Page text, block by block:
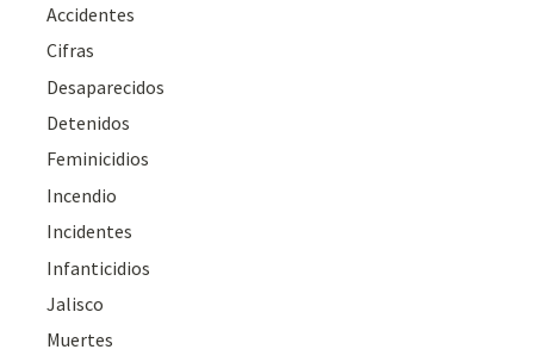
Accidentes
Cifras
Desaparecidos
Detenidos
Feminicidios
Incendio
Incidentes
Infanticidios
Jalisco
Muertes